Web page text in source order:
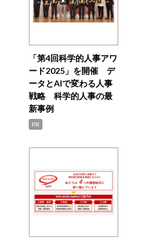
「第4回科学的人事アワ
ード2025」を開催 デ
ータとAIで変わる人事
戦略 科学的人事の最
新事例
PR